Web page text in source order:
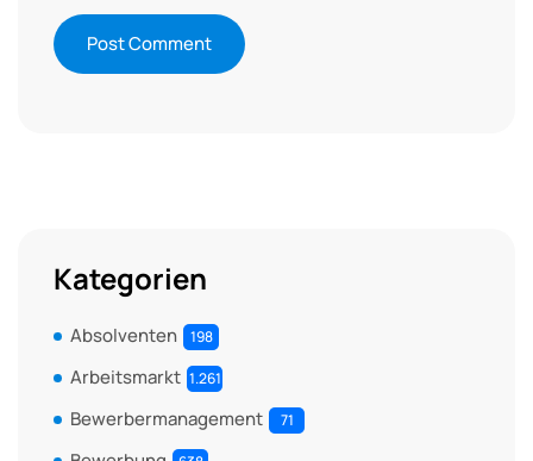
Kategorien
Absolventen 198
Arbeitsmarkt 1.261
Bewerbermanagement 71